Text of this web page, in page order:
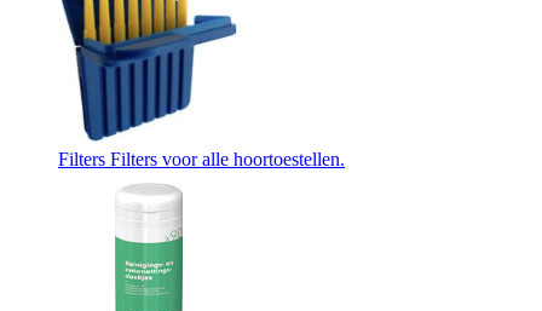
Filters Filters voor alle hoortoestellen.